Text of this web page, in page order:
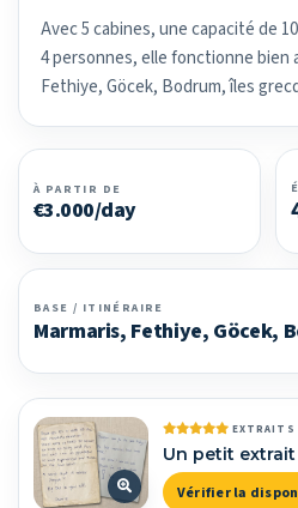
Avec 5 cabines, une capacité de
4 personnes, elle fonctionne bien
Fethiye, Göcek, Bodrum, îles
À PARTIR DE
€3.000/day
BASE / ITINÉRAIRE
Marmaris, Fethiye, Göcek,
EXTRAITS
Un petit extrait
Vérifier la